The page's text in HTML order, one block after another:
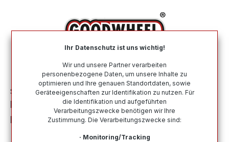
Sommerreifen Nach Größe 195 55 R16
FALKEN ZIEX ZE320 195/55R16 91V XL
BLK
Ihr Datenschutz ist uns wichtig!
Wir und unsere Partner verarbeiten
personenbezogene Daten, um unsere Inhalte zu
optimieren und Ihre genauen Standortdaten, sowie
Geräteeigenschaften zur Identifikation zu nutzen. Für
die Identifikation und aufgeführten
Verarbeitungszwecke benötigen wir Ihre
Zustimmung. Die Verarbeitungszwecke sind:
· Monitoring/Tracking